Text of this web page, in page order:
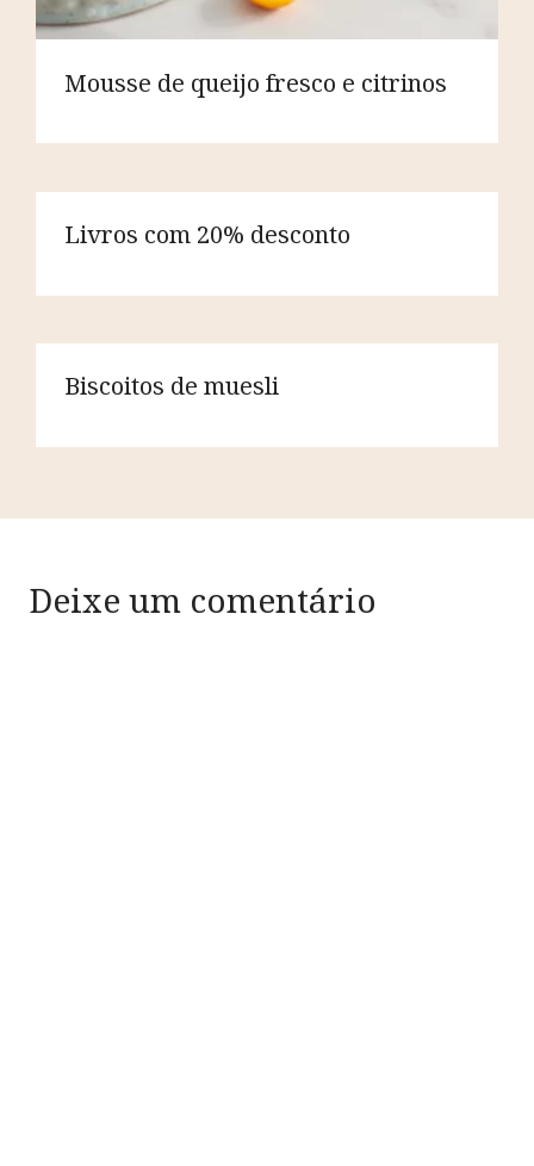
Mousse de queijo fresco e citrinos
Livros com 20% desconto
Biscoitos de muesli
Deixe um comentário